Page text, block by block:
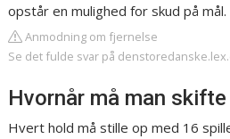
opstår en mulighed for skud på mål.
Anmodning om fjernelse
Se det fulde svar på
Hvornår må man
Hvert hold må stille op med 16